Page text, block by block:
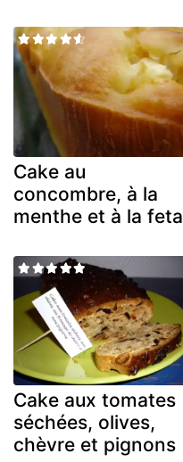
Cake au
concombre, à la
menthe et à la feta
Cake aux tomates
séchées, olives,
chèvre et pignons